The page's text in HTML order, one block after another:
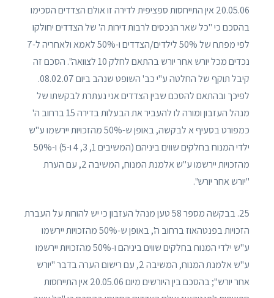
20.05.06 אין התייחסות ספציפית לדירה זו אולם הצדדים הסכימו
בהסכם כי "כל שאר הנכסים לרבות דירות ה' של הצדדים יחולקו
לפי מפתח של 50% לילדים/הצדדים ו-50% לאמא ולאחריה ל-7
נכדים מכל יורש אחר יורש בהתאם לחלק 10 לצוואה". הסכם זה
קיבל תוקף של החלטה ע"י כב' השופט שנהב ביום 08.02.07.
לפיכך ובהתאם להסכם שבין הצדדים אני נעתרת לבקשתו של
מנהל העזבון ומורה לו להעביר את הבעלות בדירה 15 ברחוב ה'
כמפורט בסעיף א לבקשה, באופן ש-50% מהזכויות יירשמו ע"ש
ילדי המנוח בחלקים שווים ביניהם (המשיבים 1, 3, 4 ו-5) ו-50%
מהזכויות יירשמו ע"ש אלמנת המנוח, המשיבה 2, עם הערת
"יורש אחר יורש".
25. בבקשה מספר 58 טען מנהל העזבון כי יש להורות על העברת
הזכויות בפנטהאוז ברחוב ה', באופן ש-50% מהזכויות יירשמו
ע"ש ילדי המנוח בחלקים שווים ביניהם ו-50% מהזכויות יירשמו
ע"ש אלמנת המנוח, המשיבה 2, עם רישום הערה בדבר "יורש
אחר יורש"; בהסכם בין היורשים מיום 20.05.06 אין התייחסות